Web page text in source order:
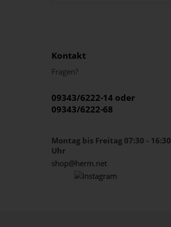
Kontakt
Fragen?
09343/6222-14 oder
09343/6222-68
Montag bis Freitag 07:30 - 16:30
Uhr
shop@herm.net